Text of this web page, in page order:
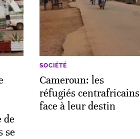
de
se
SOCIÉTÉ
Cameroun: les
réfugiés centrafricains
face à leur destin